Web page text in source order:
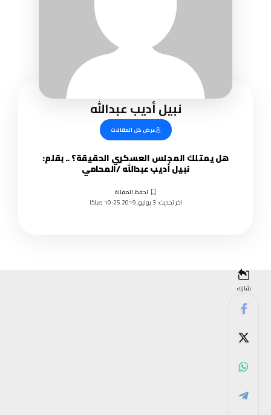
نبيل أديب عبدالله
عرض كل المقالات
هل يمتلك المجلس العسكري الحقيقة؟ .. بقلم:
نبيل أديب عبدالله /المحامي
اخر تحديث: 3 يوليو, 2019 10:25 صباحًا
شارك